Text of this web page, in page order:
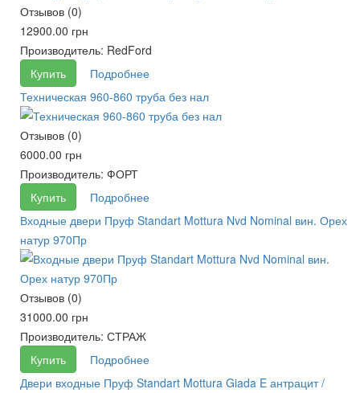
Отзывов (0)
12900.00 грн
Производитель: RedFord
Купить
Подробнее
Техническая 960-860 труба без нал
Отзывов (0)
6000.00 грн
Производитель: ФОРТ
Купить
Подробнее
Входные двери Пруф Standart Mottura Nvd Nominal вин. Орех
натур 970Пр
Отзывов (0)
31000.00 грн
Производитель: СТРАЖ
Купить
Подробнее
Двери входные Пруф Standart Mottura Giada E антрацит /